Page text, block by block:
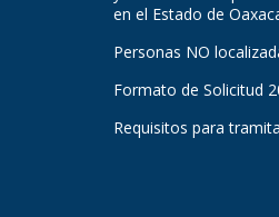
en el Estado de
Personas NO
Formato de Solicitud
Requisitos para